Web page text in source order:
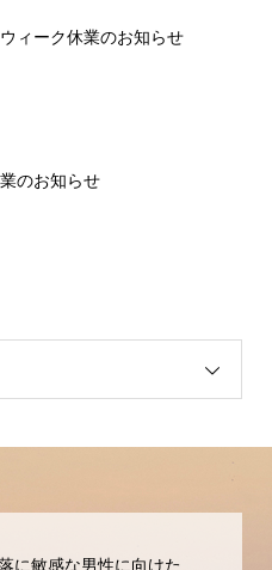
ィーク休業のお知らせ
のお知らせ
に敏感な男性に向けた